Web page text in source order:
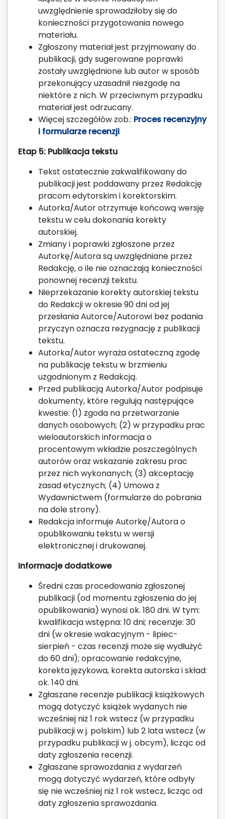
uwzględnienie sprowadziłoby się do
konieczności przygotowania nowego
materiału.
Zgłoszony materiał jest przyjmowany do
publikacji, gdy sugerowane poprawki
zostały uwzględnione lub autor w sposób
przekonujący uzasadnił niezgodę na
niektóre z nich. W przeciwnym przypadku
materiał jest odrzucany.
Więcej szczegółów zob.: Proces recenzyjny
i formularze recenzji
Etap 5: Publikacja tekstu
Tekst ostatecznie zakwalifikowany do
publikacji jest poddawany przez Redakcję
pracom edytorskim i korektorskim.
Autorka/Autor otrzymuje końcową wersję
tekstu w celu dokonania korekty
autorskiej.
Zmiany i poprawki zgłoszone przez
Autorkę/Autora są uwzględniane przez
Redakcję, o ile nie oznaczają konieczności
ponownej recenzji tekstu.
Nieprzekazanie korekty autorskiej tekstu
do Redakcji w okresie 90 dni od jej
przesłania Autorce/Autorowi bez podania
przyczyn oznacza rezygnację z publikacji
tekstu.
Autorka/Autor wyraża ostateczną zgodę
na publikację tekstu w brzmieniu
uzgodnionym z Redakcją.
Przed publikacją Autorka/Autor podpisuje
dokumenty, które regulują następujące
kwestie: (1) zgoda na przetwarzanie
danych osobowych; (2) w przypadku prac
wieloautorskich informacja o
procentowym wkładzie poszczególnych
autorów oraz wskazanie zakresu prac
przez nich wykonanych; (3) akceptację
zasad etycznych; (4) Umowa z
Wydawnictwem (formularze do pobrania
na dole strony).
Redakcja informuje Autorkę/Autora o
opublikowaniu tekstu w wersji
elektronicznej i drukowanej.
Informacje dodatkowe
Średni czas procedowania zgłoszonej
publikacji (od momentu zgłoszenia do jej
opublikowania) wynosi ok. 180 dni. W tym:
kwalifikacja wstępna: 10 dni; recenzje: 30
dni (w okresie wakacyjnym - lipiec-
sierpień - czas recenzji może się wydłużyć
do 60 dni); opracowanie redakcyjne,
korekta językowa, korekta autorska i skład:
ok. 140 dni.
Zgłaszane recenzje publikacji książkowych
mogą dotyczyć książek wydanych nie
wcześniej niż 1 rok wstecz (w przypadku
publikacji w j. polskim) lub 2 lata wstecz (w
przypadku publikacji w j. obcym), licząc od
daty zgłoszenia recenzji.
Zgłaszane sprawozdania z wydarzeń
mogą dotyczyć wydarzeń, które odbyły
się nie wcześniej niż 1 rok wstecz, licząc od
daty zgłoszenia sprawozdania.